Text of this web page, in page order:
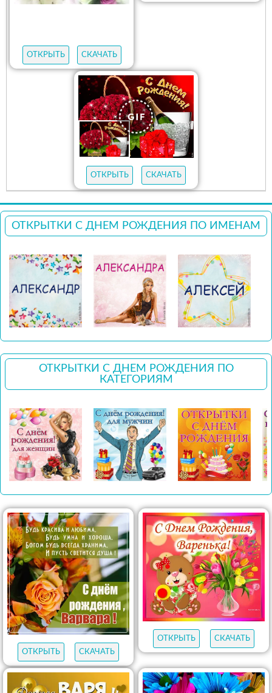
ОТКРЫТЬ СКАЧАТЬ
ОТКРЫТЬ СКАЧАТЬ
ОТКРЫТКИ С ДНЕМ РОЖДЕНИЯ ПО ИМЕНАМ
ОТКРЫТКИ С ДНЕМ РОЖДЕНИЯ ПО
КАТЕГОРИЯМ
ОТКРЫТЬ СКАЧАТЬ
ОТКРЫТЬ СКАЧАТЬ